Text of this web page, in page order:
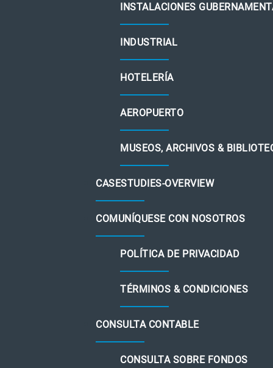
INSTALACIONES
INDUSTRIAL
HOTELERÍA
AEROPUERTO
MUSEOS, ARCHIVOS &
CASESTUDIES-OVERVIEW
COMUNÍQUESE CON NOSOTROS
POLÍTICA DE PRIVACIDAD
TÉRMINOS & CONDICIONES
CONSULTA CONTABLE
CONSULTA SOBRE FONDOS